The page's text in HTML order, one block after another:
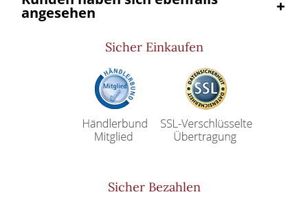
angesehen
Sicher Einkaufen
Sicher Bezahlen